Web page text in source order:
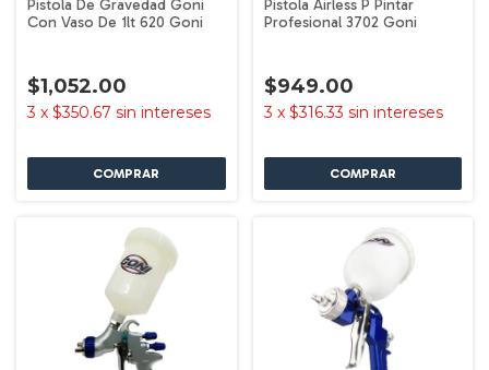
Pistola De Gravedad Goni
Con Vaso De 1lt 620 Goni
$1,052.00
3 x $350.67 sin intereses
Pistola Airless P Pintar
Profesional 3702 Goni
$949.00
3 x $316.33 sin intereses